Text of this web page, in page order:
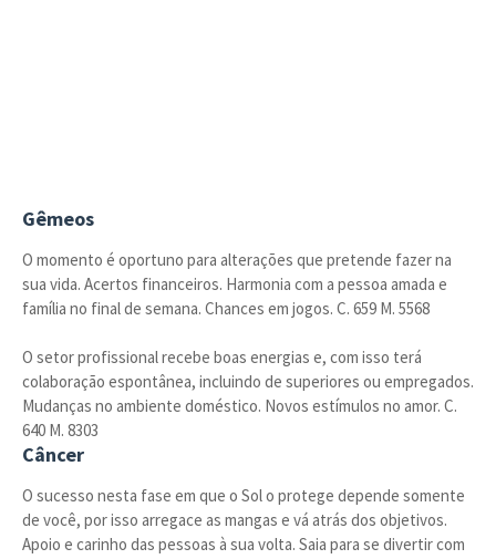
Gêmeos
O momento é oportuno para alterações que pretende fazer na
sua vida. Acertos financeiros. Harmonia com a pessoa amada e
família no final de semana. Chances em jogos. C. 659 M. 5568
O setor profissional recebe boas energias e, com isso terá
colaboração espontânea, incluindo de superiores ou empregados.
Mudanças no ambiente doméstico. Novos estímulos no amor. C.
640 M. 8303
Câncer
O sucesso nesta fase em que o Sol o protege depende somente
de você, por isso arregace as mangas e vá atrás dos objetivos.
Apoio e carinho das pessoas à sua volta. Saia para se divertir com